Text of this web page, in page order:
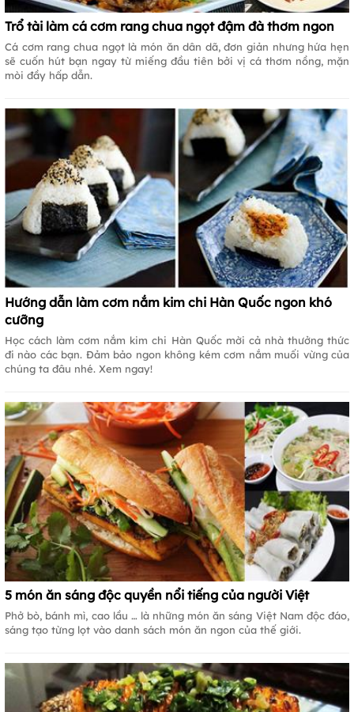
Trổ tài làm cá cơm rang chua ngọt đậm đà thơm ngon
Cá cơm rang chua ngọt là món ăn dân dã, đơn giản nhưng hứa hẹn
sẽ cuốn hút bạn ngay từ miếng đầu tiên bởi vị cá thơm nồng, mặn
mòi đầy hấp dẫn.
Hướng dẫn làm cơm nắm kim chi Hàn Quốc ngon khó
cưỡng
Học cách làm cơm nắm kim chi Hàn Quốc mời cả nhà thưởng thức
đi nào các bạn. Đảm bảo ngon không kém cơm nắm muối vừng của
chúng ta đâu nhé. Xem ngay!
5 món ăn sáng độc quyền nổi tiếng của người Việt
Phở bò, bánh mì, cao lầu … là những món ăn sáng Việt Nam độc đáo,
sáng tạo từng lọt vào danh sách món ăn ngon của thế giới.